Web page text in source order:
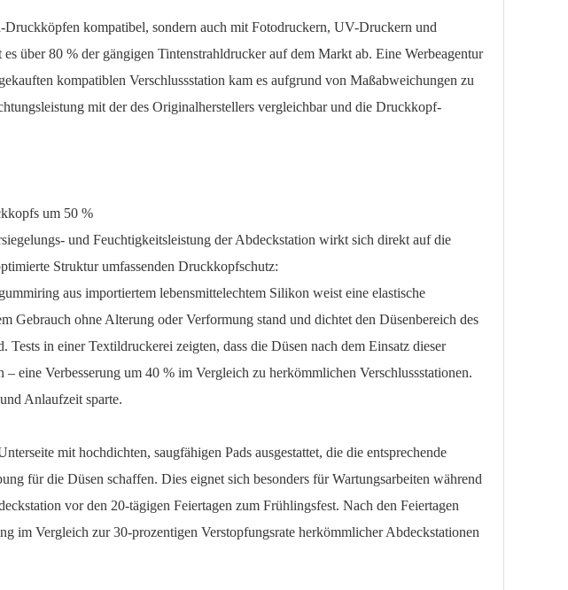
kompatibel, sondern auch mit Fotodruckern, UV-Druckern und
über 80 % der gängigen Tintenstrahldrucker auf dem Markt ab. Eine Werbeagentur
kompatiblen Verschlussstation kam es aufgrund von Maßabweichungen zu
mit der des Originalherstellers vergleichbar und die Druckkopf-
um 50 %
und Feuchtigkeitsleistung der Abdeckstation wirkt sich direkt auf die
Struktur umfassenden Druckkopfschutz:
aus importiertem lebensmittelechtem Silikon weist eine elastische
ohne Alterung oder Verformung stand und dichtet den Düsenbereich des
in einer Textildruckerei zeigten, dass die Düsen nach dem Einsatz dieser
eine Verbesserung um 40 % im Vergleich zu herkömmlichen Verschlussstationen.
Anlaufzeit sparte.
mit hochdichten, saugfähigen Pads ausgestattet, die die entsprechende
für die Düsen schaffen. Dies eignet sich besonders für Wartungsarbeiten während
vor den 20-tägigen Feiertagen zum Frühlingsfest. Nach den Feiertagen
im Vergleich zur 30-prozentigen Verstopfungsrate herkömmlicher Abdeckstationen